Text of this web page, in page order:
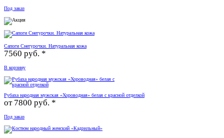
Под заказ
Сапоги Снегурочки. Натуральная кожа
7560 руб. *
В корзину
Рубаха народная мужская «Хороводная» белая с красной отделкой
от 7800 руб. *
Под заказ